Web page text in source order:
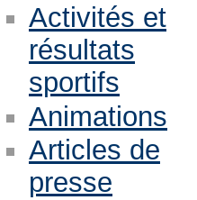
Activités et
résultats
sportifs
Animations
Articles de
presse